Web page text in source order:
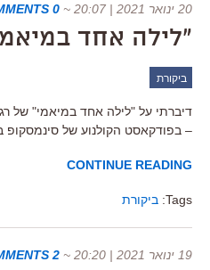
20 ינואר 2021 | 20:07 ~
0 COMMENTS
"לילה אחד
ביקורת
דיברתי על "לילה אחד במיאמי" של
– בפודקאסט הקולנוע של סינמסקופ
CONTINUE READING
Tags: ביקורת
19 ינואר 2021 | 20:20 ~
2 COMMENTS